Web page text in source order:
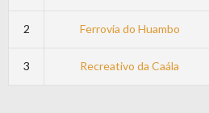
2 Ferrovia do Huambo
3 Recreativo da Caála